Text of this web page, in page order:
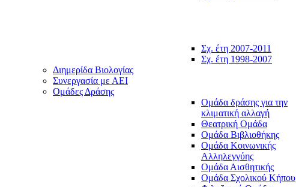
Σχ. έτη 2007-2011
Σχ. έτη 1998-2007
Διημερίδα Βιολογίας
Συνεργασία με ΑΕΙ
Ομάδες Δράσης
Ομάδα δράσης για την
κλιματική αλλαγή
Θεατρική Ομάδα
Ομάδα Βιβλιοθήκης
Ομάδα Κοινωνικής
Αλληλεγγύης
Ομάδα Αισθητικής
Ομάδα Σχολικού Κήπου